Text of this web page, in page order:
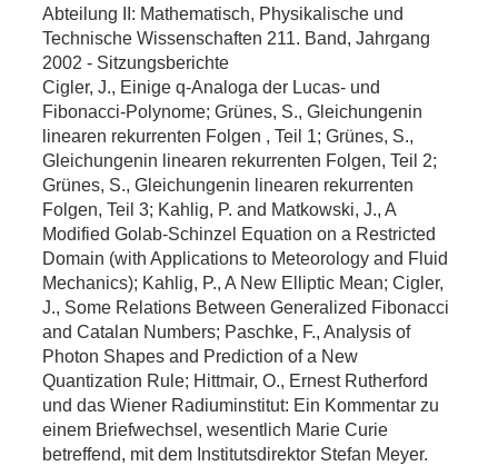
Abteilung II: Mathematisch, Physikalische und
Technische Wissenschaften 211. Band, Jahrgang
2002 - Sitzungsberichte
Cigler, J., Einige q-Analoga der Lucas- und
Fibonacci-Polynome; Grünes, S., Gleichungenin
linearen rekurrenten Folgen , Teil 1; Grünes, S.,
Gleichungenin linearen rekurrenten Folgen, Teil 2;
Grünes, S., Gleichungenin linearen rekurrenten
Folgen, Teil 3; Kahlig, P. and Matkowski, J., A
Modified Golab-Schinzel Equation on a Restricted
Domain (with Applications to Meteorology and Fluid
Mechanics); Kahlig, P., A New Elliptic Mean; Cigler,
J., Some Relations Between Generalized Fibonacci
and Catalan Numbers; Paschke, F., Analysis of
Photon Shapes and Prediction of a New
Quantization Rule; Hittmair, O., Ernest Rutherford
und das Wiener Radiuminstitut: Ein Kommentar zu
einem Briefwechsel, wesentlich Marie Curie
betreffend, mit dem Institutsdirektor Stefan Meyer.